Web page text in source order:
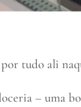
tudo ali
– uma